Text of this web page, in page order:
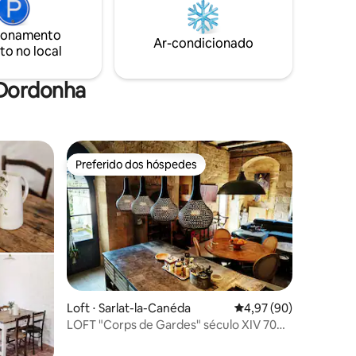
os
de Beynac. Lembre-se de trazer seus
lençóis, capa de edredom e fronhas,
no local
Ar-condicionado
hóspedes Preferido dos hóspedes
Preferido dos hóspedes
Loft ⋅ Sarlat-la-Canéda 4,97 de uma
4,97 (90)
LOFT "Corps de Gardes" século XIV 70m